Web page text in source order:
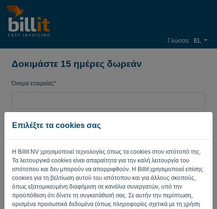
Επιλέξτε τα cookies σας
Η Billit NV χρησιμοποιεί τεχνολογίες όπως τα cookies στον ιστότοπό της.
Τα λειτουργικά cookies είναι απαραίτητα για την καλή λειτουργία του
ιστότοπου και δεν μπορούν να απορριφθούν. Η Billit χρησιμοποιεί επίσης
cookies για τη βελτίωση αυτού του ιστότοπου και για άλλους σκοπούς,
όπως εξατομικευμένη διαφήμιση σε κανάλια συνεργατών, υπό την
προϋπόθεση ότι δίνετε τη συγκατάθεσή σας. Σε αυτήν την περίπτωση,
ορισμένα προσωπικά δεδομένα (όπως πληροφορίες σχετικά με τη χρήση
Γλώσσα: EL
Δοκιμάστε 15 ημέρες δωρεάν
Όνομα εταιρείας*
Κωδικός πρόσβασης
Χώρα